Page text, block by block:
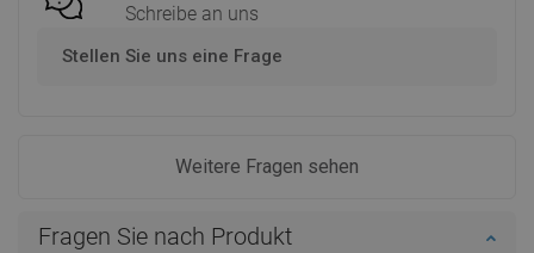
Schreibe an uns
Stellen Sie uns eine Frage
Weitere Fragen sehen
Fragen Sie nach Produkt